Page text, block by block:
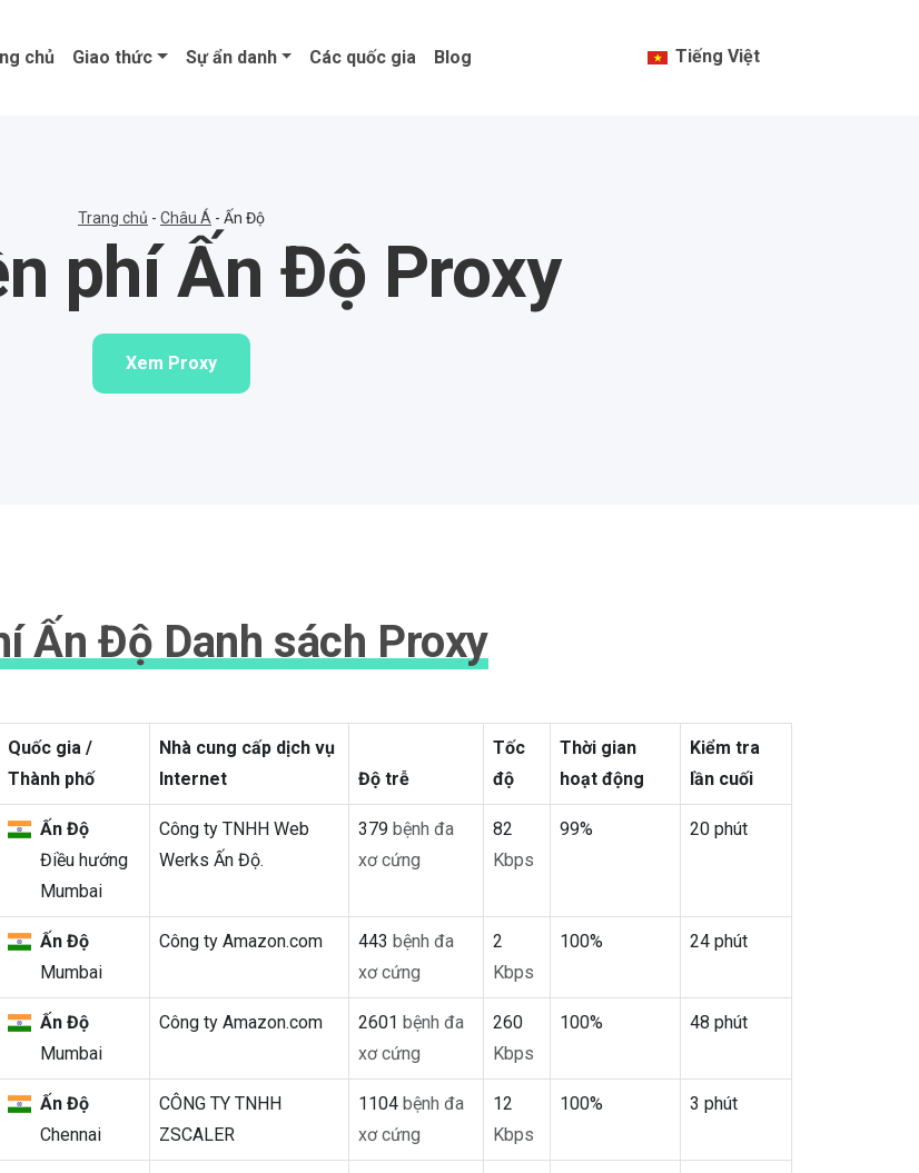
chủ Giao thức Sự ẩn danh Các quốc gia Blog Tiếng Việt
Trang chủ - Châu Á - Ấn Độ
phí Ấn Độ Proxy
Xem Proxy
Ấn Độ Danh sách Proxy
Quốc gia /
Thành phố
Nhà cung cấp dịch vụ
Internet
Độ trễ
Tốc
độ
Thời gian
hoạt động
Kiểm tra
lần cuối
Ấn Độ
Điều hướng
Mumbai
Công ty TNHH Web
Werks Ấn Độ.
379 bệnh đa
xơ cứng
82
Kbps
99% 20 phút
Ấn Độ
Mumbai
Công ty Amazon.com 443 bệnh đa
xơ cứng
2
Kbps
100% 24 phút
Ấn Độ
Mumbai
Công ty Amazon.com 2601 bệnh đa
xơ cứng
260
Kbps
100% 48 phút
Ấn Độ
Chennai
CÔNG TY TNHH
ZSCALER
1104 bệnh đa
xơ cứng
12
Kbps
100% 3 phút